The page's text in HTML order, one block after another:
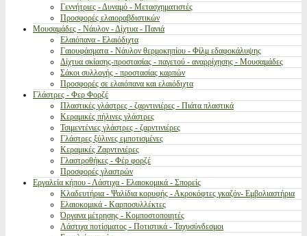
Γεννήτριες - Δυναμό - Μετασχηματιστές
Προσφορές ελαιοραβδιστικών
Μουσαμάδες - Νάυλον - Δίχτυα - Πανιά
Ελαιόπανα - Ελαιόδιχτα
Γαιουφάσματα - Νάυλον θερμοκηπίου - Φίλμ εδαφοκάλυψης
Δίχτυα σκίασης-προστασίας - παγετού - αναρρίχησης - Μουσαμάδες
Σάκοι συλλογής - προστασίας καρπών
Προσφορές σε ελαιόπανα και ελαιόδιχτα
Γλάστρες - Φερ Φορζέ
Πλαστικές γλάστρες - ζαρντινιέρες - Πιάτα πλαστικά
Κεραμικές πήλινες γλάστρες
Τσιμεντένιες γλάστρες - ζαρντινιέρες
Γλάστρες ξύλινες εμποτισμένες
Κεραμικές Ζαρντινιέρες
Γλαστροθήκες - Φέρ φορζέ
Προσφορές γλαστρών
Εργαλεία κήπου - Λάστιχα - Ελαιοκομικά - Σπορείς
Κλαδευτήρια - Ψαλίδια κορυφής - Ακροκόφτες γκαζόν- Εμβολιαστήρια
Ελαιοκομικά - Καρποσυλλέκτες
Όργανα μέτρησης - Κομποστοποιητές
Λάστιχα ποτίσματος - Ποτιστικά - Ταχυσύνδεσμοι